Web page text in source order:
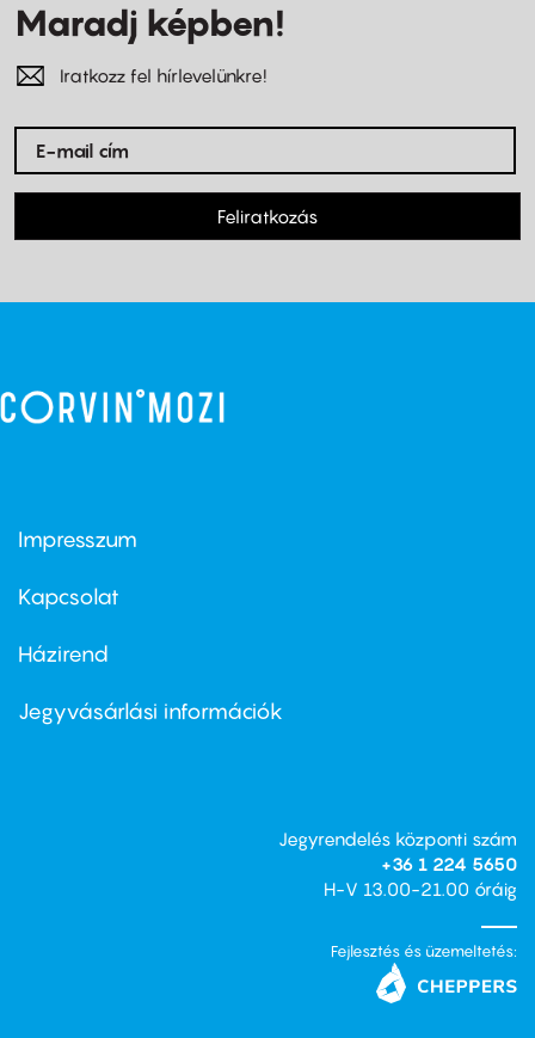
Maradj képben!
Iratkozz fel hírlevelünkre!
Feliratkozás
Footer
first
Impresszum
Kapcsolat
Footer
second
Házirend
Jegyvásárlási információk
Jegyrendelés központi szám
+36 1 224 5650
H-V 13.00-21.00 óráig
Fejlesztés és üzemeltetés: